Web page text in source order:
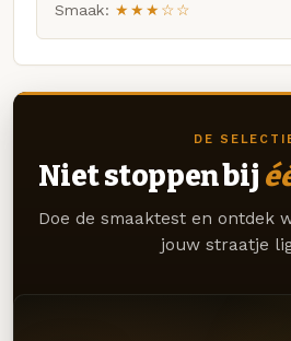
Smaak: ★★★☆☆
DE
Niet stoppen bij
Doe de smaaktest en ontdek
jouw straatje